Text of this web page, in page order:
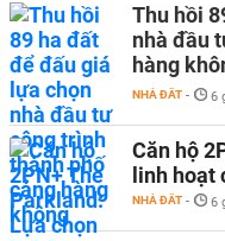
Thu hồi
nhà đầu
hàng
NHÀ ĐẤT - 6
Căn hộ
linh hoạt
NHÀ ĐẤT - 6